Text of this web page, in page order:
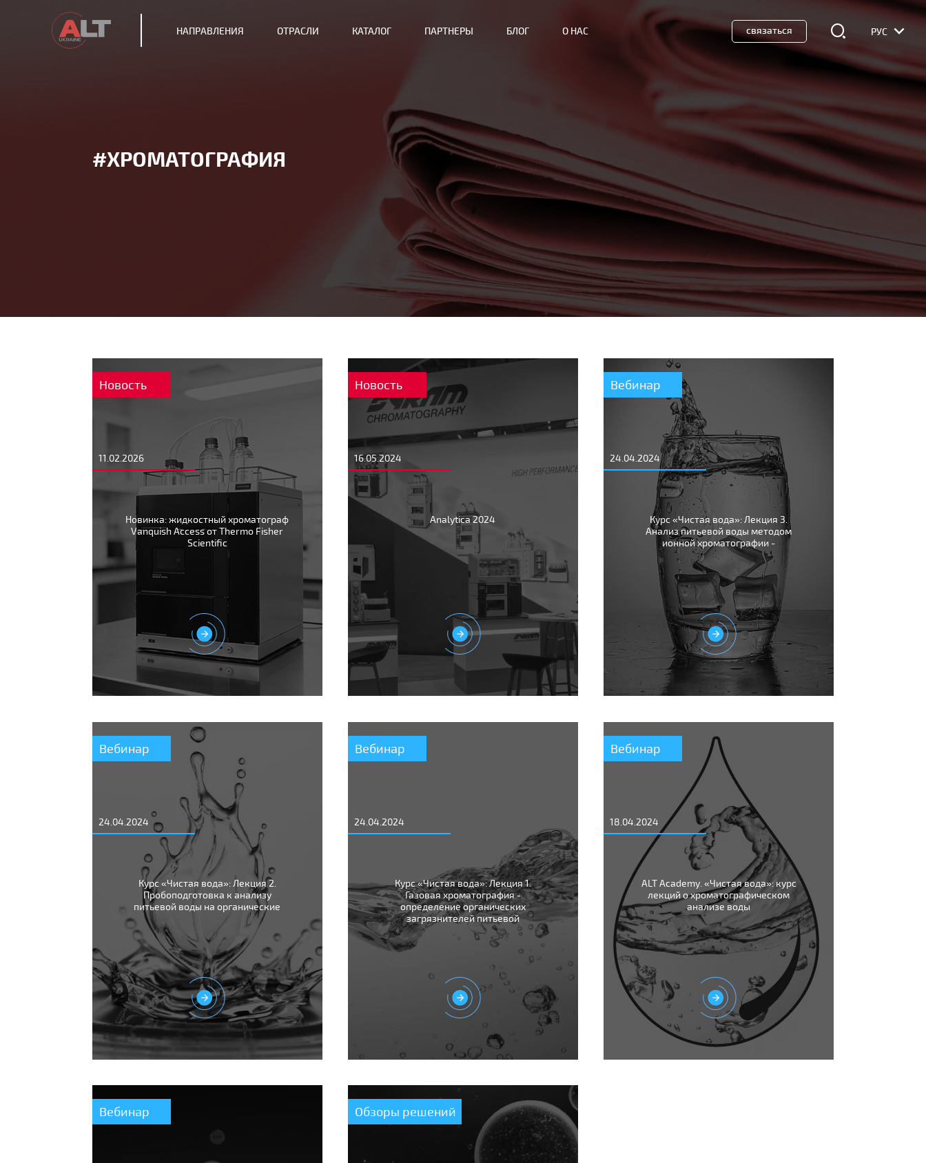
#ХРОМАТОГРАФИЯ
НАПРАВЛЕНИЯ ОТРАСЛИ КАТАЛОГ ПАРТНЕРЫ БЛОГ О НАС связаться РУС
Новость
11.02.2026
Новинка: жидкостный хроматограф
Vanquish Access от Thermo Fisher
Scientific
Новость
16.05.2024
Analytica 2024
Вебинар
24.04.2024
Курс «Чистая вода»: Лекция 3.
Анализ питьевой воды методом
ионной хроматографии -
Вебинар
24.04.2024
Курс «Чистая вода»: Лекция 2.
Пробоподготовка к анализу
питьевой воды на органические
Вебинар
24.04.2024
Курс «Чистая вода»: Лекция 1.
Газовая хроматография -
определение органических
загрязнителей питьевой
Вебинар
18.04.2024
ALT Academy. «Чистая вода»: курс
лекций о хроматографическом
анализе воды
Вебинар Обзоры решений